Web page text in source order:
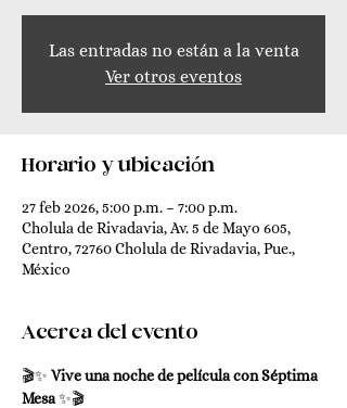
Las entradas no están a la venta
Ver otros eventos
Horario y ubicación
27 feb 2026, 5:00 p.m. – 7:00 p.m.
Cholula de Rivadavia, Av. 5 de Mayo 605,
Centro, 72760 Cholula de Rivadavia, Pue.,
México
Acerca del evento
🎬✨ Vive una noche de película con Séptima
Mesa ✨🎬